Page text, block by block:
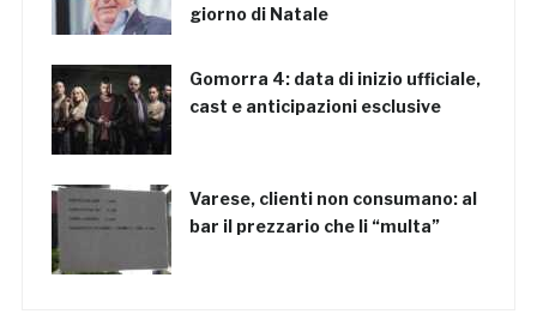
giorno di Natale
Gomorra 4: data di inizio ufficiale,
cast e anticipazioni esclusive
Varese, clienti non consumano: al
bar il prezzario che li “multa”